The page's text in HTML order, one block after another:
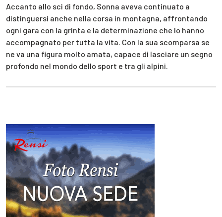
Accanto allo sci di fondo, Sonna aveva continuato a
distinguersi anche nella corsa in montagna, affrontando
ogni gara con la grinta e la determinazione che lo hanno
accompagnato per tutta la vita. Con la sua scomparsa se
ne va una figura molto amata, capace di lasciare un segno
profondo nel mondo dello sport e tra gli alpini.